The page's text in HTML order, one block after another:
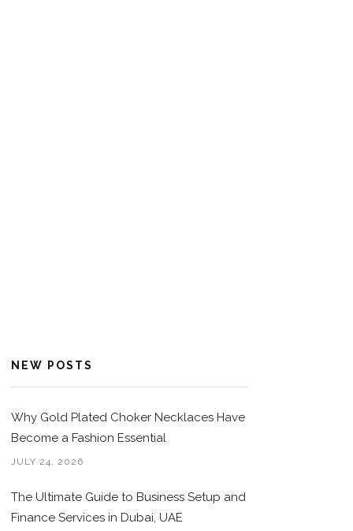
NEW POSTS
Why Gold Plated Choker Necklaces Have
Become a Fashion Essential
JULY 24, 2026
The Ultimate Guide to Business Setup and
Finance Services in Dubai, UAE